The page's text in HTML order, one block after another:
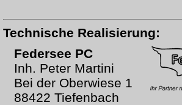
Technische Realisierung:
Federsee PC
Inh. Peter Martini
Bei der Oberwiese 1
88422 Tiefenbach